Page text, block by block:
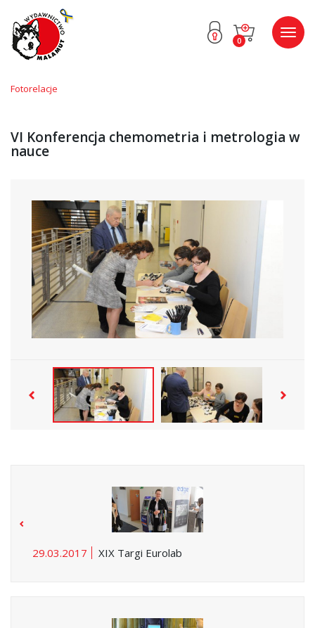
Przejdź
do menu
głównego
Przejdź
do
menu
stopce
0
menu
Fotorelacje
VI Konferencja chemometria i metrologia w
nauce
29.03.2017 XIX Targi Eurolab